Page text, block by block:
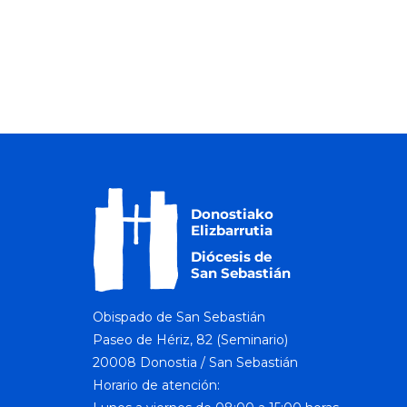
Obispado de San Sebastián
Paseo de Hériz, 82 (Seminario)
20008 Donostia / San Sebastián
Horario de atención: